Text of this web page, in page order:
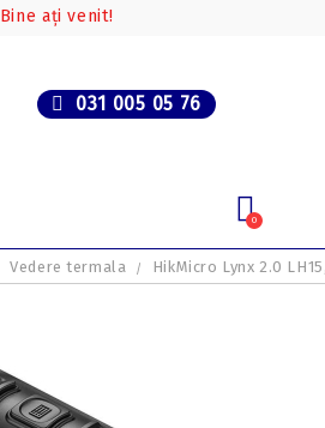
Bine ați venit!
031 005 05 76
0
Vedere termala HikMicro Lynx 2.0